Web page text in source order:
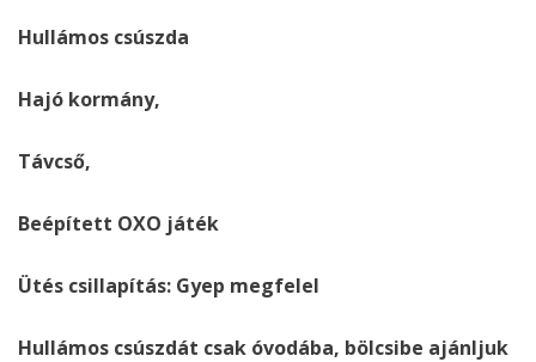
Hullámos csúszda
Hajó kormány,
Távcső,
Beépített OXO játék
Ütés csillapítás: Gyep megfelel
Hullámos csúszdát csak óvodába, bölcsibe ajánljuk